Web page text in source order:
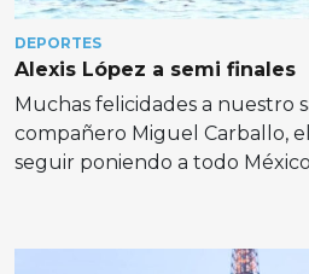
DEPORTES
Alexis López a semi finales
Muchas felicidades a nuestro
compañero Miguel Carballo,
seguir poniendo a todo